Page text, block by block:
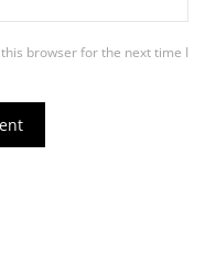
browser for the next time I